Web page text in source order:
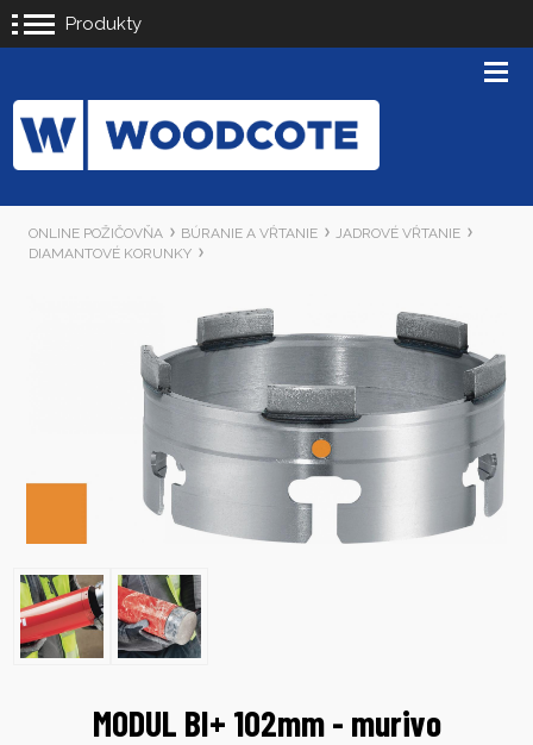
Produkty
ONLINE POŽIČOVŇA BÚRANIE A VŔTANIE
JADROVÉ VŔTANIE
DIAMANTOVÉ KORUNKY
MODUL BI+ 102mm - murivo